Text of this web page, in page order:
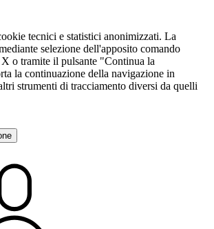
tecnici e statistici anonimizzati. La
selezione dell'apposito comando
o tramite il pulsante "Continua la
la continuazione della navigazione in
strumenti di tracciamento diversi da quelli